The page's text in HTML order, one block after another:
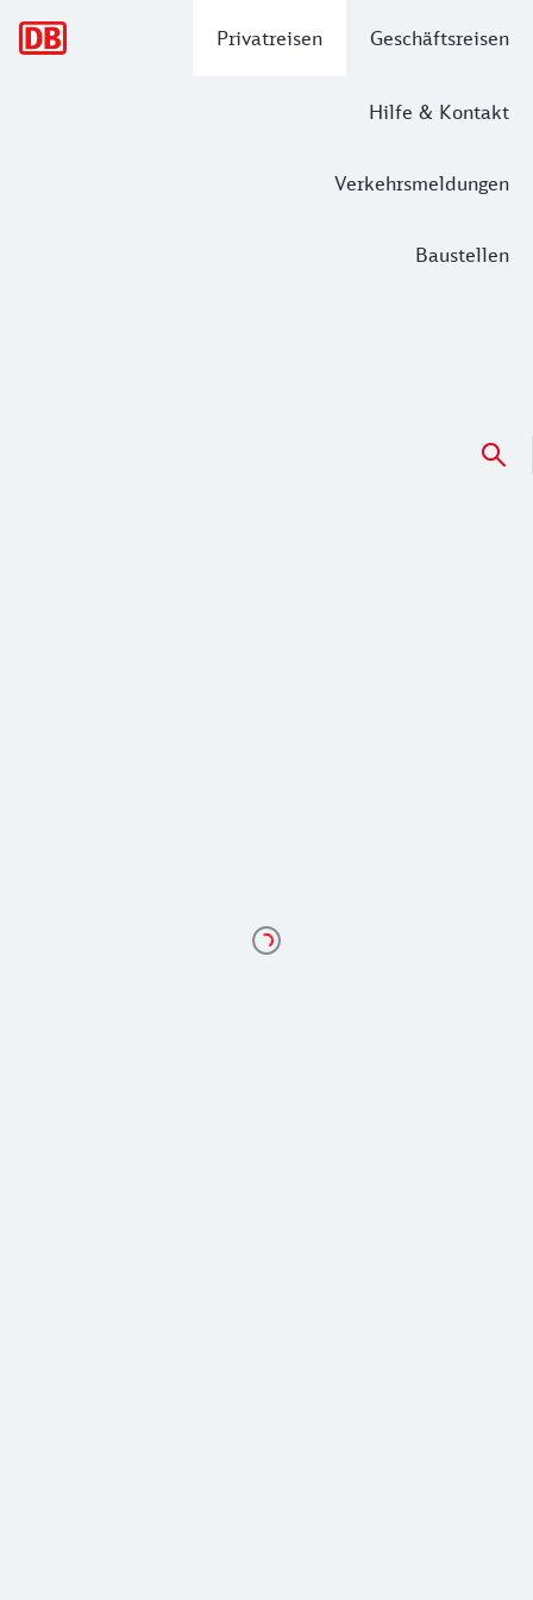
Privatreisen Geschäftsreisen
Hilfe & Kontakt
Verkehrsmeldungen
Baustellen